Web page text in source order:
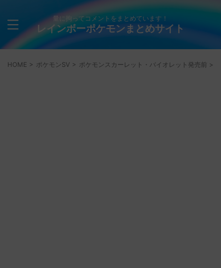
量に拘ってコメントをまとめています！
レインボーポケモンまとめサイト
HOME > ポケモンSV > ポケモンスカーレット・バイオレット発売前 >